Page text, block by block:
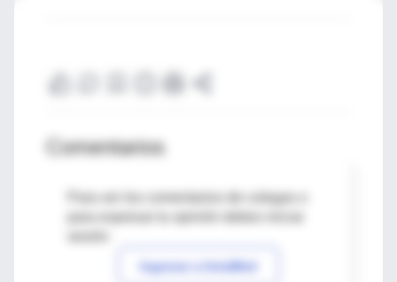
Comentarios
Para ver los comentarios de colegas o
Ingresar a IntraMed